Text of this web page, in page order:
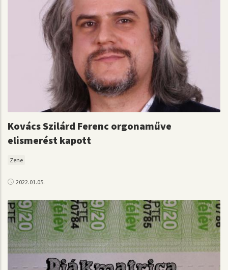
Kovács Szilárd Ferenc orgonaműve
elismerést kapott
Zene
2022.01.05.